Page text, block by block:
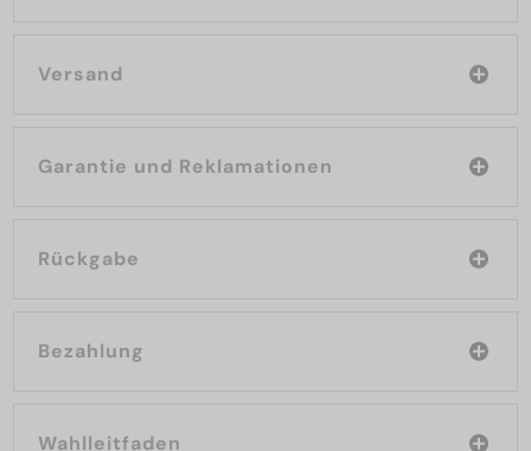
Versand
Garantie und Reklamationen
Rückgabe
Bezahlung
Wahlleitfaden